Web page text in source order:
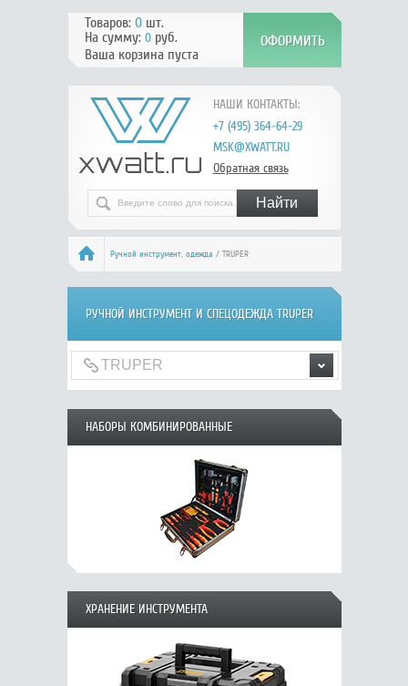
НАШИ КОНТАКТЫ:
+7 (495) 364-64-29
MSK@XWATT.RU
Обратная связь
Товаров: 0шт.
На сумму: 0руб.
Ваша корзина пуста
Ручной инcтрумент, одежда / TRUPER
РУЧНОЙ ИНCТРУМЕНТ И СПЕЦОДЕЖДА TRUPER
НАБОРЫ КОМБИНИРОВАННЫЕ
ХРАНЕНИЕ ИНСТРУМЕНТА